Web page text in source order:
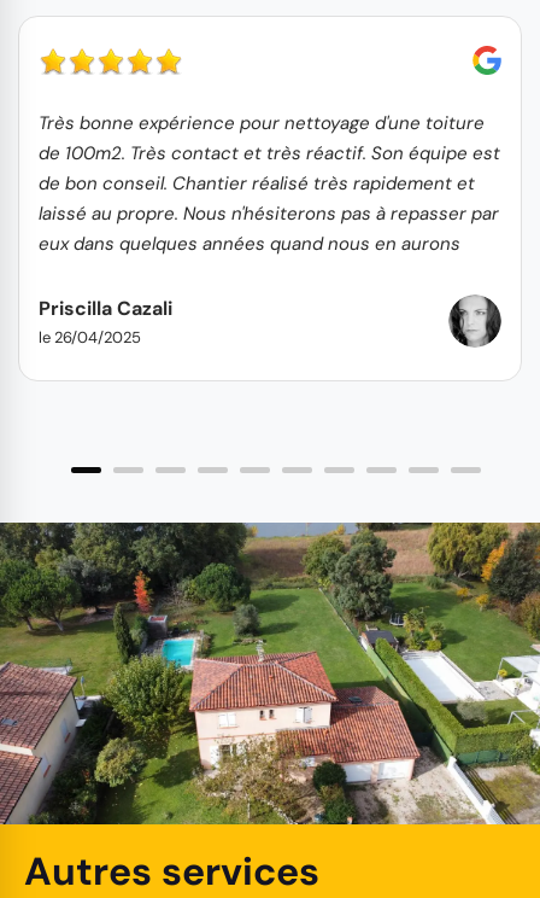
Très bonne expérience pour nettoyage d'une toiture
de 100m2. Très contact et très réactif. Son équipe est
de bon conseil. Chantier réalisé très rapidement et
laissé au propre. Nous n'hésiterons pas à repasser par
eux dans quelques années quand nous en aurons
Priscilla Cazali
le 26/04/2025
Autres services